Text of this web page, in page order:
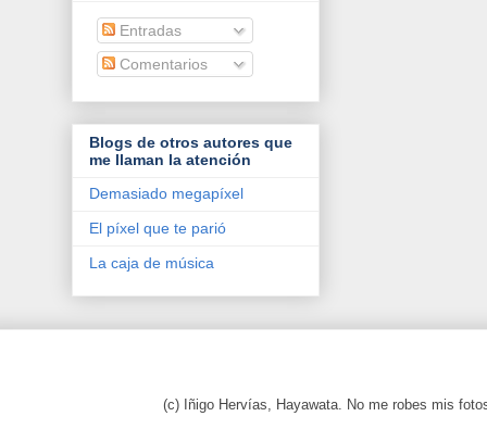
Entradas
Comentarios
Blogs de otros autores que
me llaman la atención
Demasiado megapíxel
El píxel que te parió
La caja de música
(c) Iñigo Hervías, Hayawata. No me robes mis